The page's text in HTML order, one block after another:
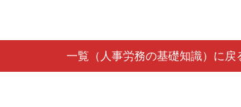
一覧（人事労務の基礎知識）に戻